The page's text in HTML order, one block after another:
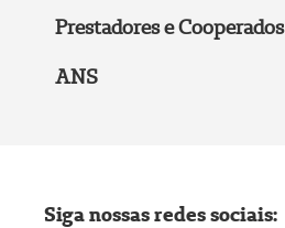
Prestadores e Cooperados
ANS
Siga nossas redes sociais: